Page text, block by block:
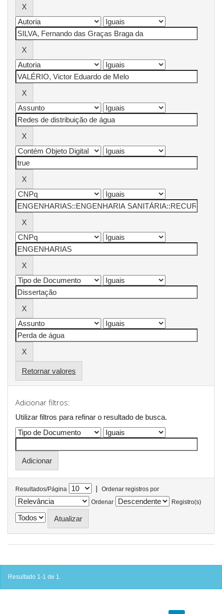
Retornar valores
Adicionar filtros:
Utilizar filtros para refinar o resultado de busca.
Resultados/Página |
Ordenar registros por
Ordenar
Registro(s)
Resultado 1-1 de 1.